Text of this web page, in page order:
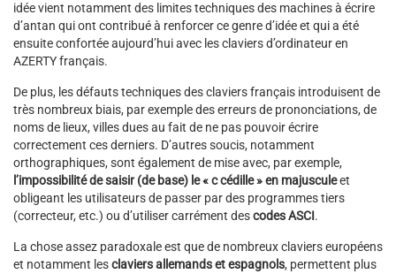
idée vient notamment des limites techniques des machines à écrire
d’antan qui ont contribué à renforcer ce genre d’idée et qui a été
ensuite confortée aujourd’hui avec les claviers d’ordinateur en
AZERTY français.
De plus, les défauts techniques des claviers français introduisent de
très nombreux biais, par exemple des erreurs de prononciations, de
noms de lieux, villes dues au fait de ne pas pouvoir écrire
correctement ces derniers. D’autres soucis, notamment
orthographiques, sont également de mise avec, par exemple,
l’impossibilité de saisir (de base) le « c cédille »en majusculeet
obligeant les utilisateurs de passer par des programmes tiers
(correcteur, etc.) ou d’utiliser carrément descodes ASCI.
La chose assez paradoxale est que de nombreux claviers européens
et notamment lesclaviers allemands et espagnols, permettent plus